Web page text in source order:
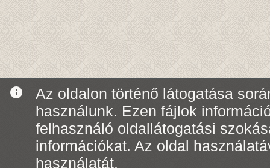
info
Az oldalon történő látogatása
használunk. Ezen fájlok
felhasználó oldallátogatási
információkat. Az oldal
használatát.